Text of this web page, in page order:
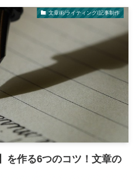
文章術/ライティング/記事制作
を作る6つのコツ！文章の